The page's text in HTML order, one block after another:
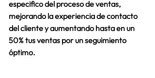
especifico del proceso de ventas,
mejorando la experiencia de contacto
del cliente y aumentando hasta en un
50% tus ventas por un seguimiento
óptimo.